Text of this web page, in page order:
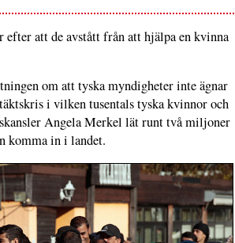
efter att de avstått från att hjälpa en kvinna
om att tyska myndigheter inte ägnar
i vilken tusentals tyska kvinnor och
Angela Merkel lät runt två miljoner
komma in i landet.